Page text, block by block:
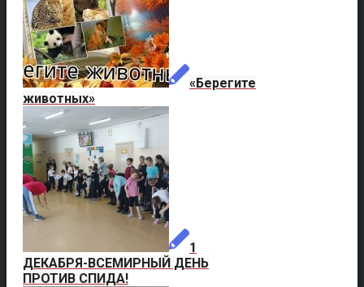
«Берегите
животных»
1
ДЕКАБРЯ-ВСЕМИРНЫЙ ДЕНЬ
ПРОТИВ СПИДА!